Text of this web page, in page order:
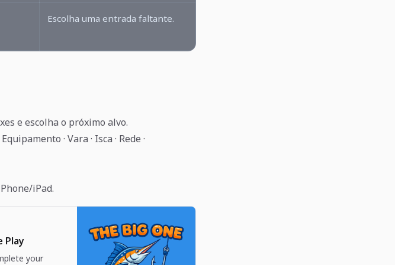
Escolha uma entrada faltante.
e escolha o próximo alvo.
· Vara · Isca · Rede ·
iPad.
Play
your